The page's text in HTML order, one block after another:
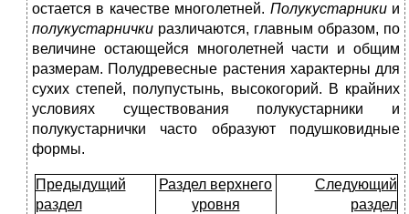
остается в качестве многолетней. Полукустарникии
полукустарнички различаются, главным образом, по
величине остающейся многолетней части и общим
размерам. Полудревесные растения характерны для
сухих степей, полупустынь, высокогорий. В крайних
условиях существования полукустарники и
полукустарнички часто образуют подушковидные
формы.
Предыдущий
раздел
Раздел верхнего
уровня
Следующий
раздел